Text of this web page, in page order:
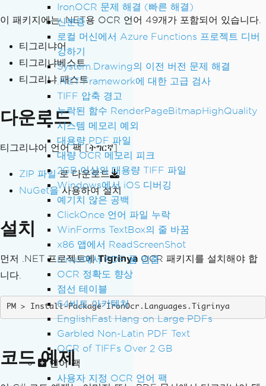
IronOCR 문제 해결 (빠른 해결)
신분증
로컬 머신에서 Azure Functions 프로젝트 디버
깅하기
System.Drawing의 이전 버전 문제 해결
.NET Framework에 대한 고급 검사
TIFF 압축 경고
누락된 함수 RenderPageBitmapHighQuality
시스템 메모리 예외
대용량 PDF 파일
대량 OCR 메모리 피크
2GB 이상의 대용량 TIFF 파일
Windows에서 iOS 디버깅
예기치 않은 공백
ClickOnce 언어 파일 누락
WinForms TextBox의 줄 바꿈
x86 앱에서 ReadScreenShot
Linux에서 PDF 폼 멈춤
OCR 정확도 향상
점선 테이블
64비트 아키텍처
EnglishFast Hang on Large PDFs
Garbled Non-Latin PDF Text
OCR of TIFFs Over 2 GB
언어 팩
사용자 지정 OCR 언어 팩
이 패키지에는 .NET용 OCR 언어 49개가 포함되어 있습니다.
티그리냐어
티그리냐베스트
티그리냐 패스트
다운로드
티그리냐어 언어 팩[ትግርኛ]
ZIP 파일로 다운로드
NuGet을사용하여 설치
설치
먼저 .NET 프로젝트에Tigrinya OCR 패키지를 설치해야 합
니다.
Install-Package IronOcr.Languages.Tigrinya
코드 예제